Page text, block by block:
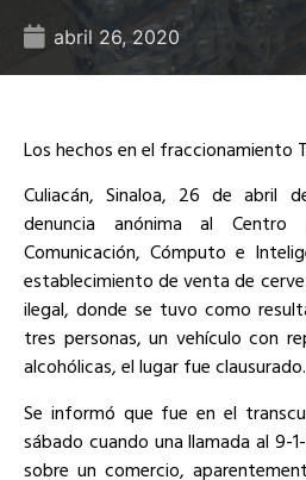
abril 26, 2020
Los hechos en el fraccionamiento
Culiacán, Sinaloa, 26 de abril
denuncia anónima al Centro
Comunicación, Cómputo e
establecimiento de venta de
ilegal, donde se tuvo como
tres personas, un vehículo con
alcohólicas, el lugar fue clausurado.
Se informó que fue en el
sábado cuando una llamada al 9-
sobre un comercio,